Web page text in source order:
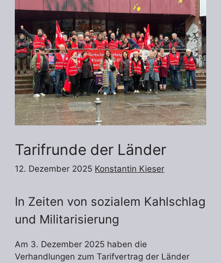
Tarifrunde der Länder
12. Dezember 2025 Konstantin Kieser
In Zeiten von sozialem Kahlschlag
und Militarisierung
Am 3. Dezember 2025 haben die
Verhandlungen zum Tarifvertrag der Länder